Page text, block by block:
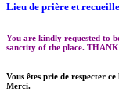
Lieu de prière et
You are kindly requested to
sanctity of the place.
Vous êtes prie de respecter
Merci.